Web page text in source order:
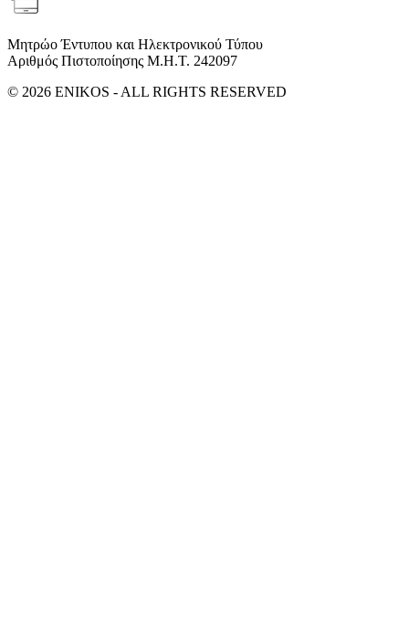
Μητρώο Έντυπου και Ηλεκτρονικού Τύπου
Αριθμός Πιστοποίησης Μ.Η.Τ. 242097
© 2026 ENIKOS - ALL RIGHTS RESERVED